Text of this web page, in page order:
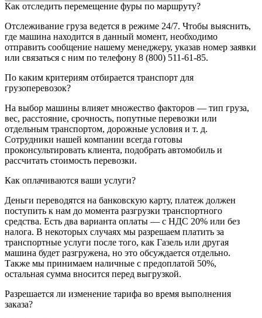
Как отследить перемещение фуры по маршруту?
Отслеживание груза ведется в режиме 24/7. Чтобы выяснить,
где машина находится в данный момент, необходимо
отправить сообщение нашему менеджеру, указав номер заявки
или связаться с ним по телефону 8 (800) 511-61-85.
По каким критериям отбирается транспорт для
грузоперевозок?
На выбор машины влияет множество факторов — тип груза,
вес, расстояние, срочность, попутные перевозки или
отдельным транспортом, дорожные условия и т. д.
Сотрудники нашей компании всегда готовы
проконсультировать клиента, подобрать автомобиль и
рассчитать стоимость перевозки.
Как оплачиваются ваши услуги?
Деньги переводятся на банковскую карту, платеж должен
поступить к нам до момента разгрузки транспортного
средства. Есть два варианта оплаты — с НДС 20% или без
налога. В некоторых случаях мы разрешаем платить за
транспортные услуги после того, как Газель или другая
машина будет разгружена, но это обсуждается отдельно.
Также мы принимаем наличные с предоплатой 50%,
остальная сумма вносится перед выгрузкой.
Разрешается ли изменение тарифа во время выполнения
заказа?